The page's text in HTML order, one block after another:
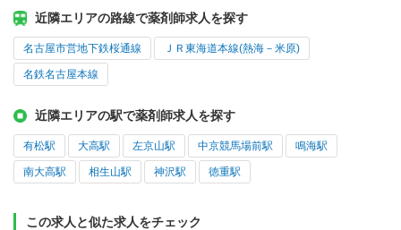
近隣エリアの路線で薬剤師求人を探す
名古屋市営地下鉄桜通線 ＪＲ東海道本線(熱海－米原)
名鉄名古屋本線
近隣エリアの駅で薬剤師求人を探す
有松駅 大高駅 左京山駅 中京競馬場前駅 鳴海駅
南大高駅 相生山駅 神沢駅 徳重駅
この求人と似た求人をチェック